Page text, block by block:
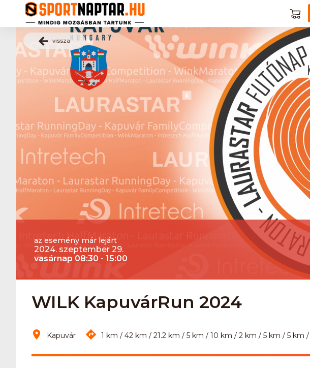
vissza
az esemény már lejárt
2024. szeptember 29.
vasárnap 08:30 - 15:00
WILK KapuvárRun 2024
Kapuvár 1 km / 42 km / 21.2 km / 5 km / 10 km / 2 km / 5 km / 5 km